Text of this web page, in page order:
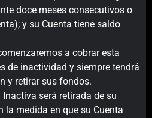
doce meses consecutivos o
y su Cuenta tiene saldo
a cobrar esta
de inactividad y siempre tendrá
y retirar sus fondos.
será retirada de su
la medida en que su Cuenta